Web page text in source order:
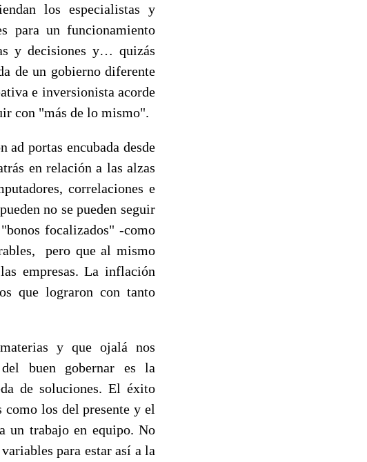
los especialistas y
para un funcionamiento
y decisiones y… quizás
de un gobierno diferente
e inversionista acorde
con "más de lo mismo".
portas encubada desde
en relación a las alzas
correlaciones e
no se pueden seguir
focalizados" -como
pero que al mismo
empresas. La inflación
que lograron con tanto
y que ojalá nos
del buen gobernar es la
de soluciones. El éxito
los del presente y el
un trabajo en equipo. No
para estar así a la